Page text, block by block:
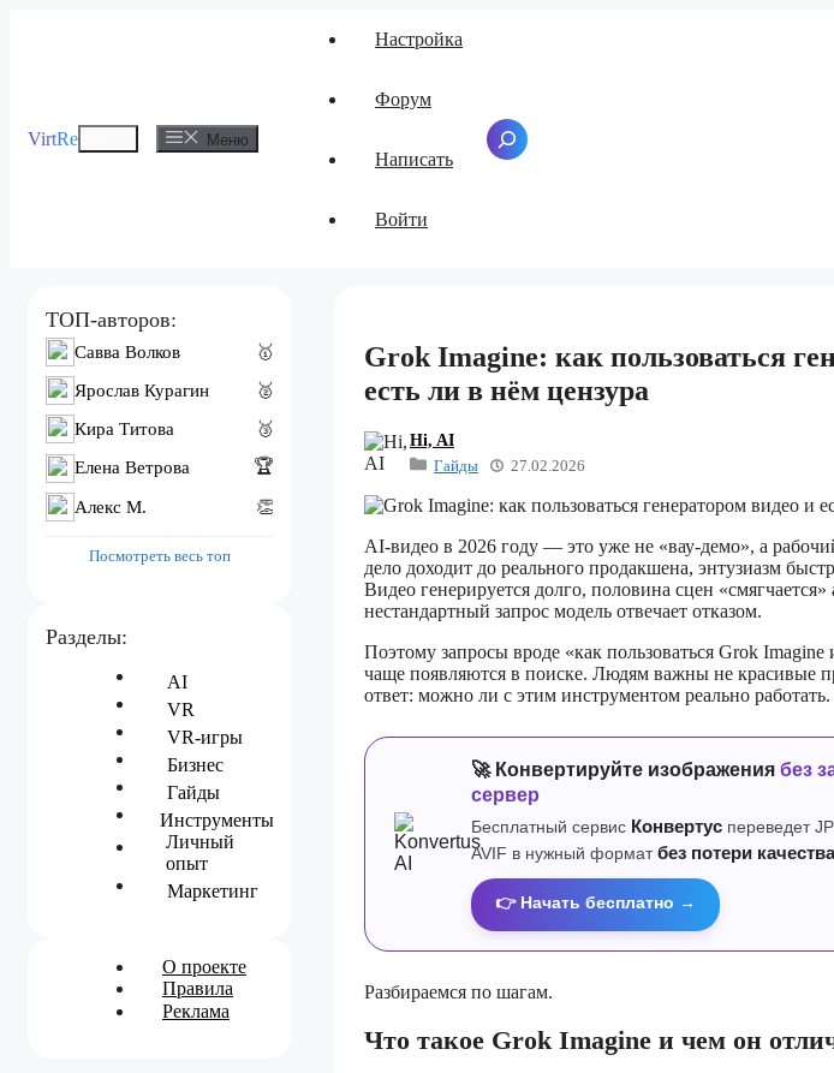
VirtRe Меню Меню
Настройка
Форум
Написать
Войти
Поиск
Grok Imagine: как пользоваться
есть ли в нём цензура
Hi, AI
Гайды
27.02.2026
AI-видео в 2026 году — это уже не «вау-демо», а
дело доходит до реального продакшена, энтузиазм
Видео генерируется долго, половина сцен
нестандартный запрос модель отвечает отказом.
Поэтому запросы вроде «как пользоваться Grok Imagine
чаще появляются в поиске. Людям важны не красивые
ответ: можно ли с этим инструментом реально работать.
🚀 Конвертируйте изображения без
сервер
Бесплатный сервис Конвертус переведет
AVIF в нужный формат без потери
👉 Начать бесплатно →
Разбираемся по шагам.
Что такое Grok Imagine и чем он
ТОП-авторов:
Савва Волков
🥇
Ярослав Курагин
🥈
Кира Титова
🥉
Елена Ветрова 🏆
Алекс M. 👏
Посмотреть весь топ
Разделы:
AI
VR
VR-игры
Бизнес
Гайды
Инструменты
Личный
опыт
Маркетинг
О проекте
Правила
Реклама